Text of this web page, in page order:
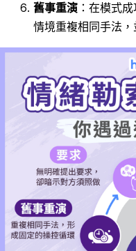
舊事重演 ：在模式
情境重複相同手法